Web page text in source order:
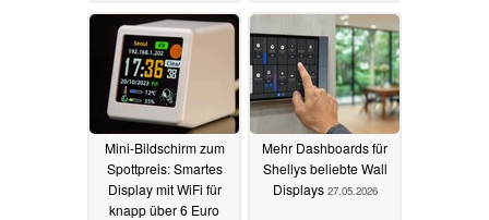
Mini-Bildschirm zum
Spottpreis: Smartes
Display mit WiFi für
knapp über 6 Euro
Mehr Dashboards für
Shellys beliebte Wall
Displays 27.05.2026